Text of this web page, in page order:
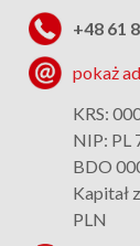
+48 61
pokaż
KRS:
NIP: PL
BDO
Kapitał
PLN